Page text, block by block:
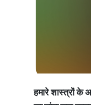
हमारेशास्त्रोंके